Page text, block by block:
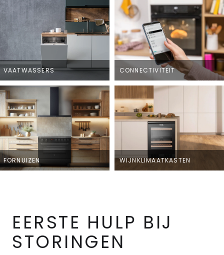
VAATWASSERS CONNECTIVITEIT
FORNUIZEN WIJNKLIMAATKASTEN
EERSTE HULP BIJ
STORINGEN